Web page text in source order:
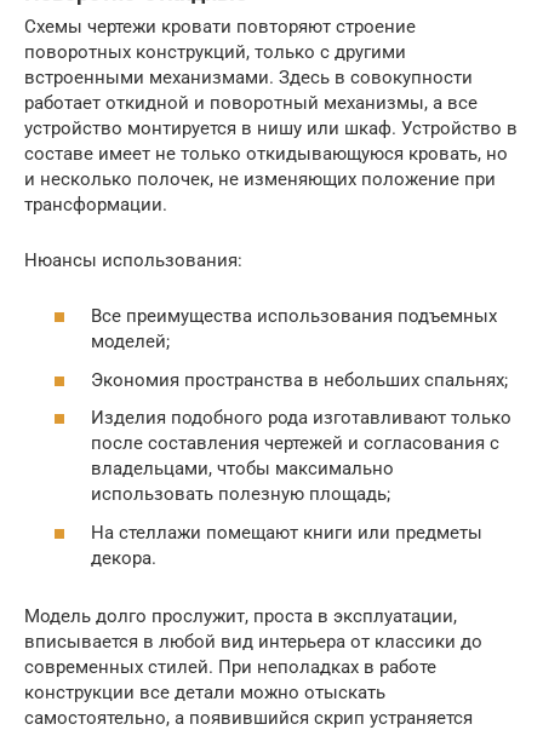
Схемы чертежи кровати повторяют строение
поворотных конструкций, только с другими
встроенными механизмами. Здесь в совокупности
работает откидной и поворотный механизмы, а все
устройство монтируется в нишу или шкаф. Устройство в
составе имеет не только откидывающуюся кровать, но
и несколько полочек, не изменяющих положение при
трансформации.
Нюансы использования:
Все преимущества использования подъемных
моделей;
Экономия пространства в небольших спальнях;
Изделия подобного рода изготавливают только
после составления чертежей и согласования с
владельцами, чтобы максимально
использовать полезную площадь;
На стеллажи помещают книги или предметы
декора.
Модель долго прослужит, проста в эксплуатации,
вписывается в любой вид интерьера от классики до
современных стилей. При неполадках в работе
конструкции все детали можно отыскать
самостоятельно, а появившийся скрип устраняется